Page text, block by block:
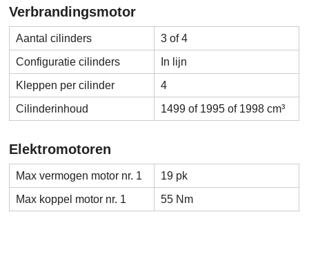
Verbrandingsmotor
Aantal cilinders
3 of 4
Configuratie cilinders
In lijn
Kleppen per cilinder
4
Cilinderinhoud
1499 of 1995 of 1998 cm³
Elektromotoren
Max vermogen motor nr. 1
19 pk
Max koppel motor nr. 1
55 Nm